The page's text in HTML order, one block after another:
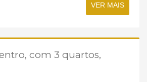
VER MAIS
com 3 quartos,